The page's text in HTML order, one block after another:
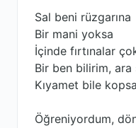
Sal beni rüzgarına
Bir mani yoksa
İçinde fırtınalar
Bir ben bilirim, ara
Kıyamet bile kopsa
Öğreniyordum,